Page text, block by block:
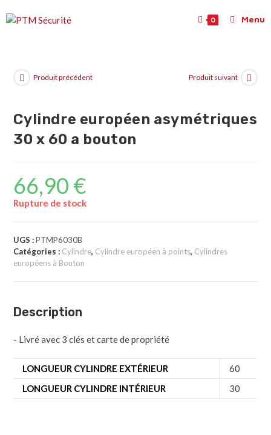
0 Menu
Produit précédent Produit suivant
Cylindre européen asymétriques
30 x 60 a bouton
66,90 €
Rupture de stock
UGS :PTMP6030B
Catégories : Cylindre, Cylindre européen à points, Cylindres
européens à Bouton
Description
- Livré avec 3 clés et carte de propriété
LONGUEUR CYLINDRE EXTÉRIEUR
60
LONGUEUR CYLINDRE INTÉRIEUR
30